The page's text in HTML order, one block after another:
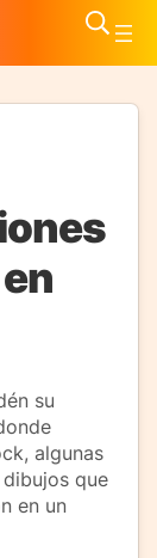
su
algunas
que
en un